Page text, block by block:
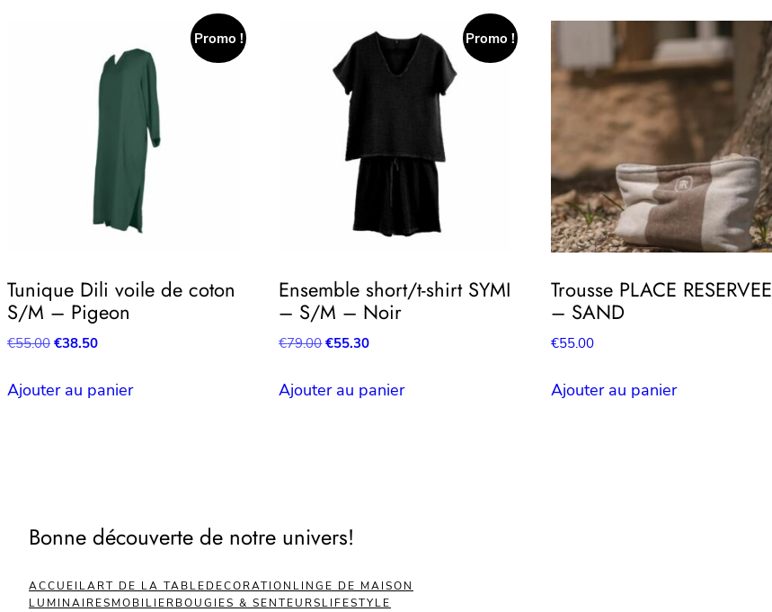
Promo !
Tunique Dili voile de coton
S/M – Pigeon
€55.00Le
initial
€38.50Le
actuel
Ajouter au panier
Promo !
Ensemble short/t-shirt SYMI
– S/M – Noir
€79.00Le
initial
€55.30Le
actuel
Ajouter au panier
Trousse PLACE RESERVEE
– SAND
€55.00
Ajouter au panier
Bonne découverte de notre univers!
ACCUEILART DE LA TABLEDECORATION LINGE DE MAISON
LUMINAIRESMOBILIERBOUGIES & SENTEURSLIFESTYLE